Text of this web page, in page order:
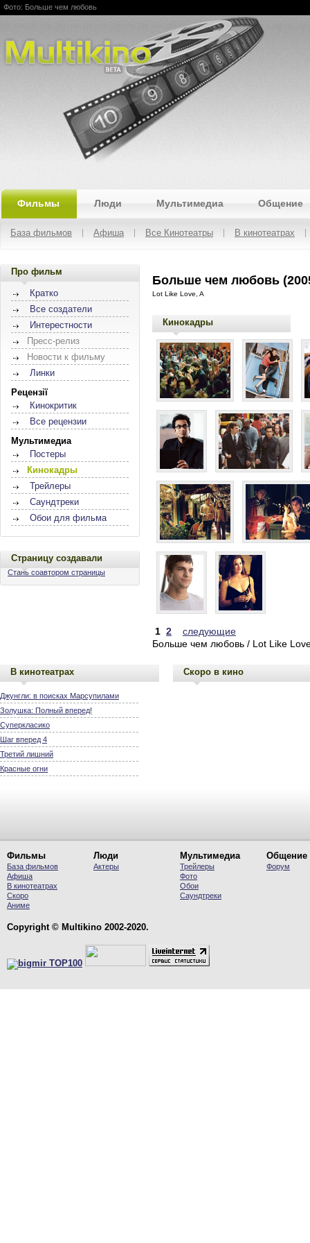
Multikino
Фото: Больше чем любовь
Фильмы Люди Мультимедиа Общение
База фильмов Афиша Все Кинотеатры В кинотеатрах
Про фильм
Кратко
Все создатели
Интерестности
Пресс-релиз
Новости к фильму
Линки
Рецензії
Кинокритик
Все рецензии
Мультимедиа
Постеры
Кинокадры
Трейлеры
Саундтреки
Обои для фильма
Страницу создавали
Стань соавтором страницы
Больше чем любовь
Lot Like Love, A
Кинокадры
1 2
следующие
Больше чем любовь / Lot Like
В кинотеатрах
Джунгли: в поисках Марсупилами
Золушка: Полный вперед!
Суперкласико
Шаг вперед 4
Третий лишний
Красные огни
Скоро в кино
Фильмы
База фильмов
Афиша
В кинотеатрах
Скоро
Аниме
Люди
Актеры
Мультимедиа
Трейлеры
Фото
Обои
Саундтреки
Общение
Форум
Copyright © Multikino 2002-2020.